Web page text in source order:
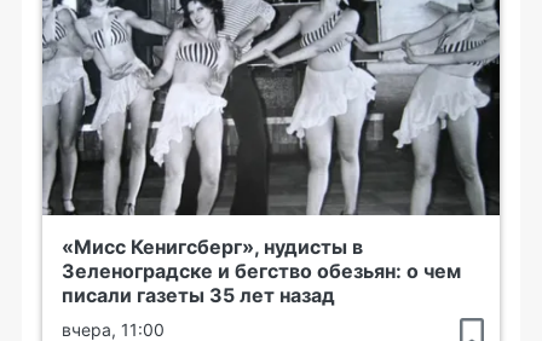
«Мисс Кенигсберг», нудисты в
Зеленоградске и бегство обезьян: о чем
писали газеты 35 лет назад
вчера, 11:00